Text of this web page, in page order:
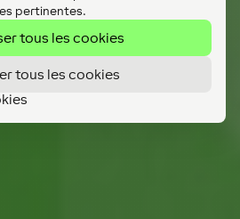
pertinentes.
tous les cookies
tous les cookies